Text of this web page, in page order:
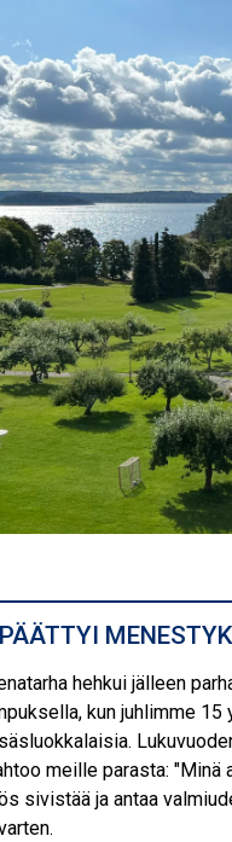
hehkui jälleen
kun juhlimme
meille parasta:
sivistää ja antaa